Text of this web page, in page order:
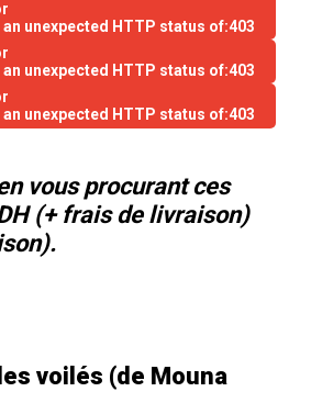
unexpected HTTP status of:403
unexpected HTTP status of:403
unexpected HTTP status of:403
vous procurant ces
(+ frais de livraison)
voilés (de Mouna